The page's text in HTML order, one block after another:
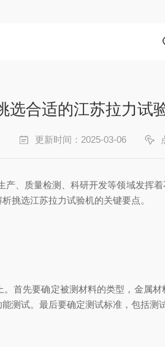
选合适的江苏拉力试
更新时间：2025-03-06
产、质量检测、科研开发等领域发挥
挑选江苏拉力试验机的关键要点。
先要确定被测材料的类型，金属
测试。最后要确定测试标准，包括测